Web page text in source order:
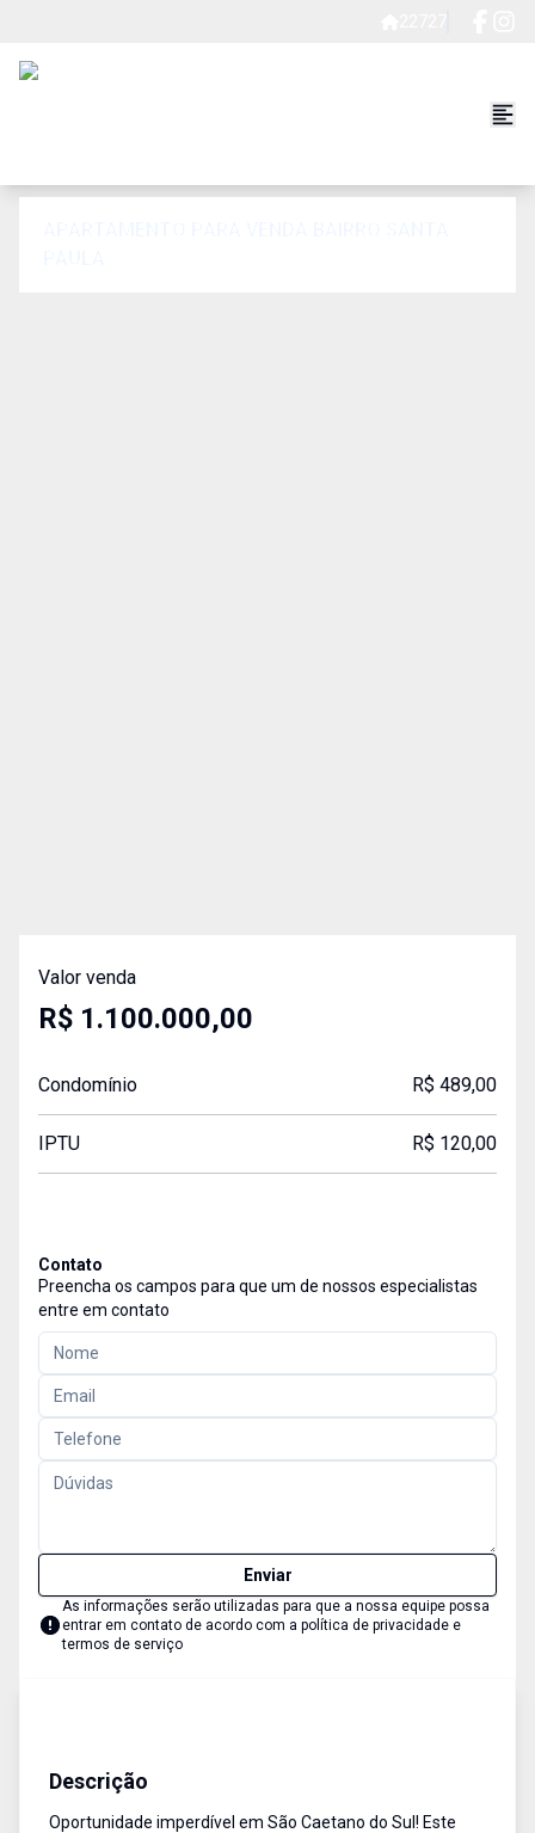
Valor venda
R$ 1.100.000,00
Condomínio R$ 489,00
IPTU R$ 120,00
Contato
Preencha os campos para que um de nossos especialistas
entre em contato
Enviar
As informações serão utilizadas para que a nossa equipe possa
entrar em contato de acordo com a política de privacidade e
termos de serviço
Descrição
Oportunidade imperdível em São Caetano do Sul! Este